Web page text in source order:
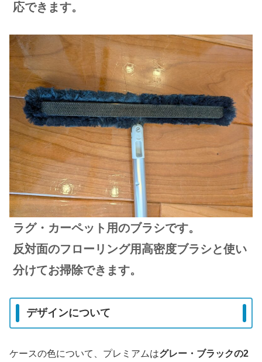
応できます。
ラグ・カーペット用のブラシです。
反対面のフローリング用高密度ブラシと使い
分けてお掃除できます。
デザインについて
ケースの色について、プレミアムはグレー・ブラックの2